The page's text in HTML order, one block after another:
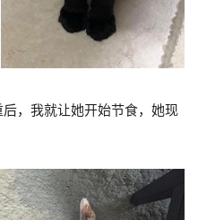
，我就让她开始节食，她现